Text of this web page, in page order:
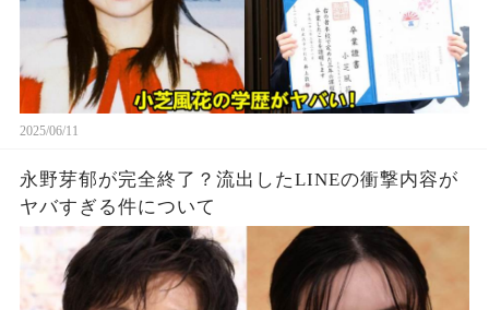
2025/06/11
永野芽郁が完全終了？流出したLINEの衝撃内容が
ヤバすぎる件について